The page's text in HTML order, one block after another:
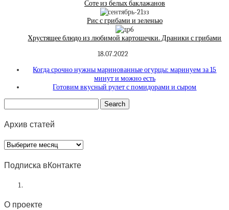
Соте из белых баклажанов
Рис с грибами и зеленью
Хрустящее блюдо из любимой картошечки. Драники с грибами
18.07.2022
Когда срочно нужны маринованные огурцы: маринуем за 15
минут и можно есть
Готовим вкусный рулет с помидорами и сыром
Архив статей
Архив
статей
Подписка вКонтакте
О проекте